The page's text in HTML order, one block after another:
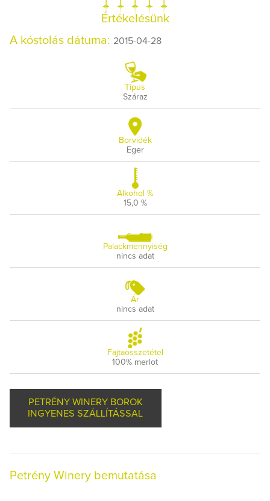
Értékelésünk
A kóstolás dátuma: 2015-04-28
Típus
Száraz
Borvidék
Eger
Alkohol %
15,0 %
Palackmennyiség
nincs adat
Ár
nincs adat
Fajtaösszetétel
100% merlot
PETRÉNY WINERY BOROK
INGYENES SZÁLLÍTÁSSAL
Petrény Winery bemutatása